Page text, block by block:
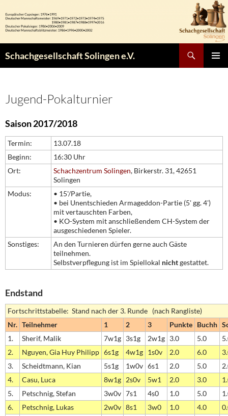
Inhalt
springen
Schachgesellschaft Solingen e.V.
Jugend-Pokalturnier
Saison 2017/2018
Termin:
13.07.18
Beginn:
16:30 Uhr
Ort:
Schachzentrum Solingen, Birkerstr. 31, 42651
Solingen
Modus:
• 15'/Partie,
• bei Unentschieden Armageddon-Partie (5' gg. 4')
mit vertauschten Farben,
• KO-System mit anschließendem CH-System der
ausgeschiedenen Spieler.
Sonstiges:
An den Turnieren dürfen gerne auch Gäste
teilnehmen.
Selbstverpflegung ist im Spiellokal nichtgestattet.
Endstand
Fortschrittstabelle: Stand nach der 3. Runde (nach Rangliste)
Nr. Teilnehmer 1 2 3 Punkte Buchh
1.
Sherif, Malik 7w1g 3s1g 2w1g 3.0 5.0
2.
Nguyen, Gia Huy Philipp 6s1g 4w1g 1s0v 2.0 6.0
3.
Scheidtmann, Kian 5s1g 1w0v 6s1 2.0 5.0
4.
Casu, Luca 8w1g 2s0v 5w1 2.0 3.0
5.
Petschnig, Stefan 3w0v 7s1 4s0 1.0 5.0
6.
Petschnig, Lukas 2w0v 8s1 3w0 1.0 4.0